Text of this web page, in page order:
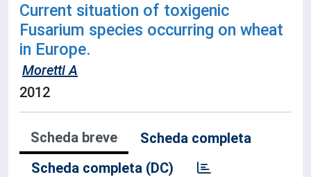
Current situation of toxigenic
Fusarium species occurring on wheat
in Europe.
Moretti A
2012
Scheda breve
Scheda completa
Scheda completa (DC)